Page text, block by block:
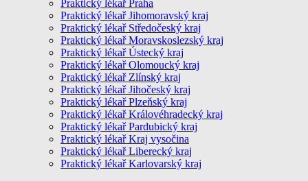
Praktický lékař Praha
Praktický lékař Jihomoravský kraj
Praktický lékař Středočeský kraj
Praktický lékař Moravskoslezský kraj
Praktický lékař Ústecký kraj
Praktický lékař Olomoucký kraj
Praktický lékař Zlínský kraj
Praktický lékař Jihočeský kraj
Praktický lékař Plzeňský kraj
Praktický lékař Královéhradecký kraj
Praktický lékař Pardubický kraj
Praktický lékař Kraj vysočina
Praktický lékař Liberecký kraj
Praktický lékař Karlovarský kraj